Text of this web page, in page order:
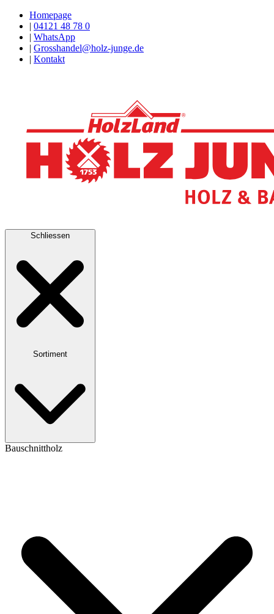
Homepage
| 04121 48 78 0
| WhatsApp
| Grosshandel@holz-junge.de
| Kontakt
Schliessen
Sortiment
Bauschnittholz